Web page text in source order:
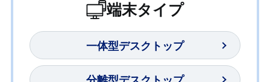
端末タイプ
一体型デスクトップ